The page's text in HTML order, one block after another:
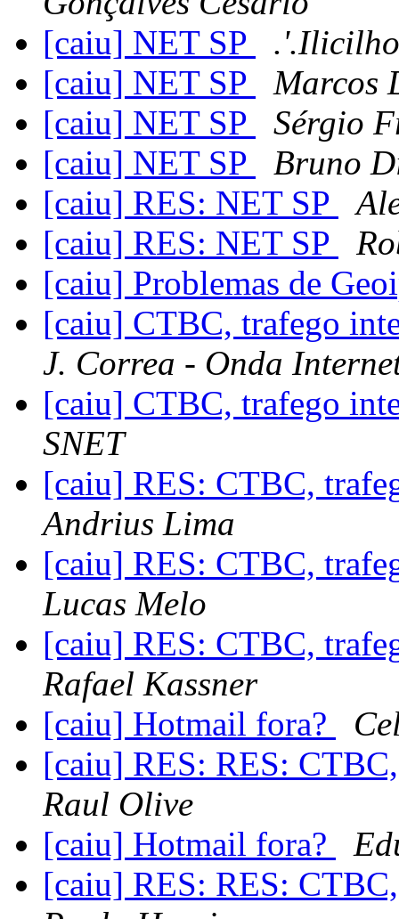
[caiu] NET SP
[caiu] NET SP
Marcos
[caiu] NET SP
Sérgio
[caiu] NET SP
Bruno
[caiu] RES: NET SP
[caiu] RES: NET SP
[caiu] Problemas de
[caiu] CTBC, trafego
J. Correa - Onda
[caiu] CTBC, trafego
SNET
[caiu] RES: CTBC,
Andrius Lima
[caiu] RES: CTBC,
Lucas Melo
[caiu] RES: CTBC,
Rafael Kassner
[caiu] Hotmail fora?
[caiu] RES: RES:
Raul Olive
[caiu] Hotmail fora?
[caiu] RES: RES: